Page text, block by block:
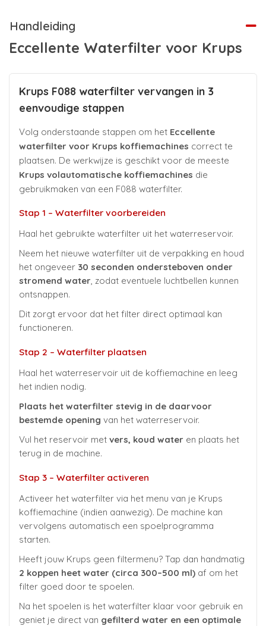
Handleiding
Eccellente Waterfilter voor Krups
Krups F088 waterfilter vervangen in 3
eenvoudige stappen
Volg onderstaande stappen om het Eccellente
waterfilter voor Krups koffiemachines correct te
plaatsen. De werkwijze is geschikt voor de meeste
Krups volautomatische koffiemachines die
gebruikmaken van een F088 waterfilter.
Stap 1 – Waterfilter voorbereiden
Haal het gebruikte waterfilter uit het waterreservoir.
Neem het nieuwe waterfilter uit de verpakking en houd
het ongeveer 30 seconden ondersteboven onder
stromend water, zodat eventuele luchtbellen kunnen
ontsnappen.
Dit zorgt ervoor dat het filter direct optimaal kan
functioneren.
Stap 2 – Waterfilter plaatsen
Haal het waterreservoir uit de koffiemachine en leeg
het indien nodig.
Plaats het waterfilter stevig in de daarvoor
bestemde opening van het waterreservoir.
Vul het reservoir met vers, koud water en plaats het
terug in de machine.
Stap 3 – Waterfilter activeren
Activeer het waterfilter via het menu van je Krups
koffiemachine (indien aanwezig). De machine kan
vervolgens automatisch een spoelprogramma
starten.
Heeft jouw Krups geen filtermenu? Tap dan handmatig
2 koppen heet water (circa 300–500 ml) af om het
filter goed door te spoelen.
Na het spoelen is het waterfilter klaar voor gebruik en
geniet je direct van gefilterd water en een optimale